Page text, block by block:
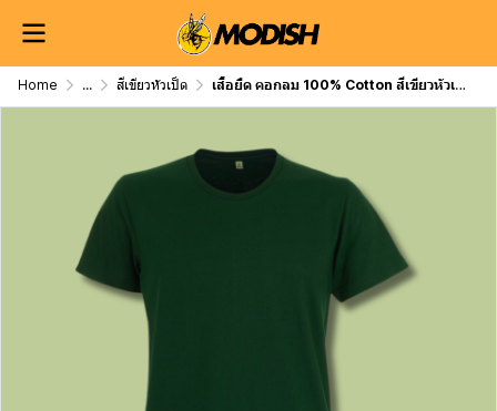
Home ... สีเขียวหัวเป็ด เสื้อยืด คอกลม 100% Cotton สีเขียวหัวเป็ด